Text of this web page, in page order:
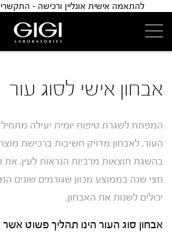
להתאמה אישית אונליין ורכישה - התקשרי עכשיו!
אבחון אישי לסוג עור
המפתח לשגרת טיפוח יומית יעילה מתחיל
העור. לאבחון מדויק חשיבות ברכישת
בהשגת תוצאות מרביות הנראות לעין. את
חצי שנה בממוצע מכוון שגורמים שונים
יכולים לשנות את האבחון.
אבחון סוג העור הינו תהליך פשוט